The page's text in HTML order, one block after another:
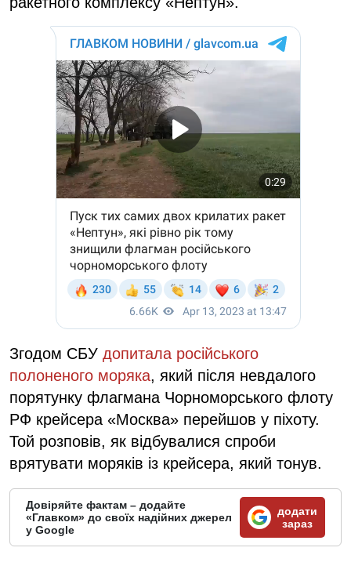
Згодом СБУ допитала російського
полоненого моряка, який після невдалого
порятунку флагмана Чорноморського флоту
РФ крейсера «Москва» перейшов у піхоту.
Той розповів, як відбувалися спроби
врятувати моряків із крейсера, який тонув.
Довіряйте фактам – додайте
«Главком» до своїх надійних джерел
у Google
додати
зараз